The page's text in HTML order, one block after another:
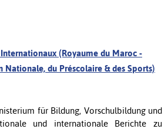
(Royaume du Maroc -
Nationale, du Préscolaire & des Sports)
für Bildung, Vorschulbildung und
und internationale Berichte zu